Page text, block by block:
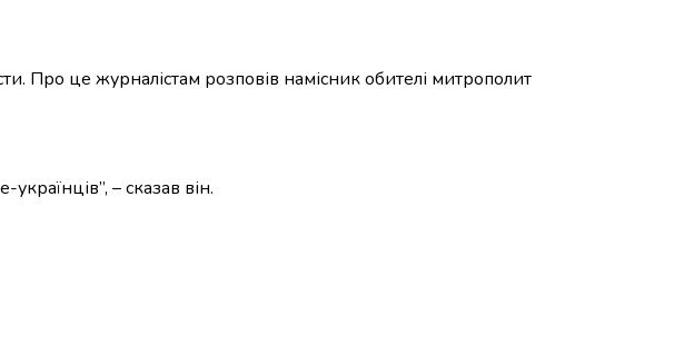
Про це журналістам розповів намісник обителі митрополит
– сказав він.